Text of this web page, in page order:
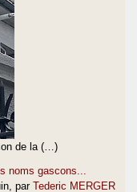
de la (…)
noms gascons...
, par Tederic MERGER